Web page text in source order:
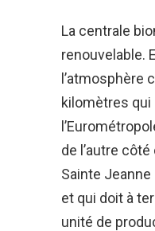
La centrale
renouvelable.
l’atmosphère
kilomètres qui
de l’autre
Sainte Jeanne
et qui doit à
unité de